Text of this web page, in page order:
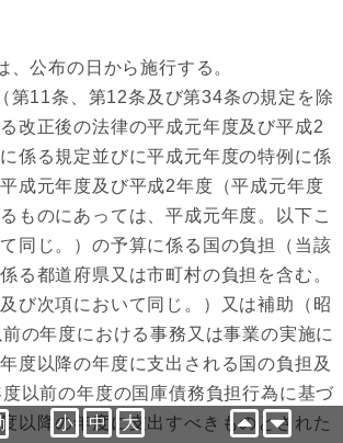
公布の日から施行する。
11条、第12条及び第34条の規定を除
改正後の法律の平成元年度及び平成2
係る規定並びに平成元年度の特例に係
成元年度及び平成2年度（平成元年度
ものにあっては、平成元年度。以下こ
同じ。）の予算に係る国の負担（当該
る都道府県又は市町村の負担を含む。
び次項において同じ。）又は補助（昭
の年度における事務又は事業の実施に
度以降の年度に支出される国の負担及
以前の年度の国庫債務負担行為に基づ
度以降の年度に支出すべきものとされた
小 中 大